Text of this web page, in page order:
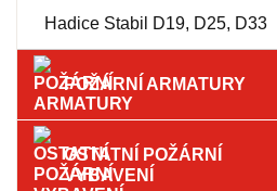
Hadice Stabil D19, D25, D33
POŽÁRNÍ ARMATURY
OSTATNÍ POŽÁRNÍ
VYBAVENÍ